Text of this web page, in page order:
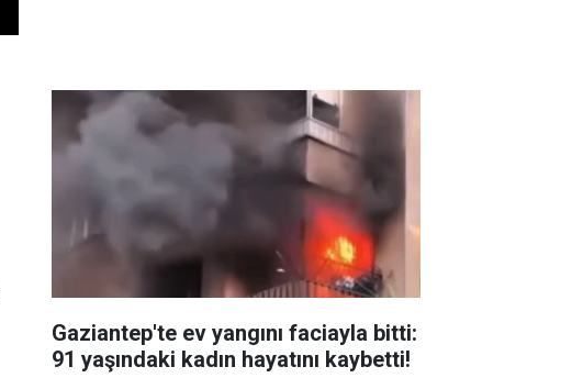
Gaziantep'te ev yangını faciayla bitti:
91 yaşındaki kadın hayatını kaybetti!